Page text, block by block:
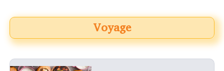
Voyage